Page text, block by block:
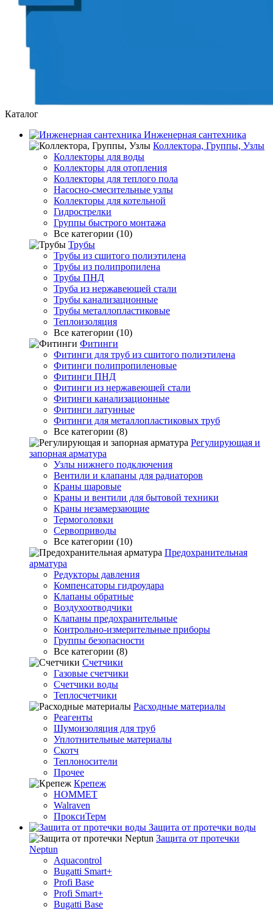
Каталог
Инженерная сантехника
Коллектора, Группы, Узлы
Коллекторы для воды
Коллекторы для отопления
Коллекторы для теплого пола
Насосно-смесительные узлы
Коллекторы для котельной
Гидрострелки
Группы быстрого монтажа
Все категории (10)
Трубы
Трубы из сшитого полиэтилена
Трубы из полипропилена
Трубы ПНД
Труба из нержавеющей стали
Трубы канализационные
Трубы металлопластиковые
Теплоизоляция
Все категории (10)
Фитинги
Фитинги для труб из сшитого полиэтилена
Фитинги полипропиленовые
Фитинги ПНД
Фитинги из нержавеющей стали
Фитинги канализационные
Фитинги латунные
Фитинги для металлопластиковых труб
Все категории (8)
Регулирующая и
запорная арматура
Узлы нижнего подключения
Вентили и клапаны для радиаторов
Краны шаровые
Краны и вентили для бытовой техники
Краны незамерзающие
Термоголовки
Сервоприводы
Все категории (10)
Предохранительная
арматура
Редукторы давления
Компенсаторы гидроудара
Клапаны обратные
Воздухоотводчики
Клапаны предохранительные
Контрольно-измерительные приборы
Группы безопасности
Все категории (8)
Счетчики
Газовые счетчики
Счетчики воды
Теплосчетчики
Расходные материалы
Реагенты
Шумоизоляция для труб
Уплотнительные материалы
Скотч
Теплоносители
Прочее
Крепеж
HOMMET
Walraven
ПроксиТерм
Защита от протечки воды
Защита от протечки
Neptun
Aquacontrol
Bugatti Smart+
Profi Base
Profi Smart+
Bugatti Base